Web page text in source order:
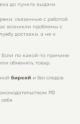
до пункта выдачи.
связанные с работой
возникли проблемы с
доставки, а не к
Если по какой-то причине
обменять товар.
биркой и без следов
РФ.